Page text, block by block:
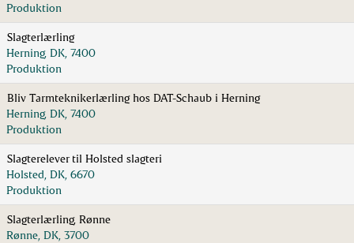
Produktion
Slagterlærling
Herning, DK, 7400
Produktion
Bliv Tarmteknikerlærling hos DAT-Schaub i Herning
Herning, DK, 7400
Produktion
Slagterelever til Holsted slagteri
Holsted, DK, 6670
Produktion
Slagterlærling, Rønne
Rønne, DK, 3700